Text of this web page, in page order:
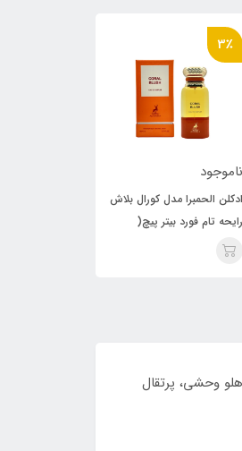
3٪
ناموجود
ادکلن الحمبرا مدل کورال بلاش
رایحه تام فورد بیتر پیچ(
وحشی، پرتقال